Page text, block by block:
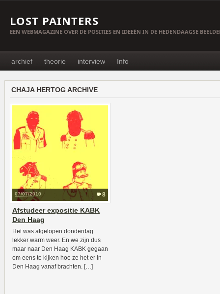
LOST PAINTERS
EEN WEBMAGAZINE OVER DE POSITIES EN IDEEËN IN DE HEDENDAAGSE
archief theorie interview Info
CHAJA HERTOG ARCHIVE
8
07/07/2010
Afstudeer expositie KABK
Den Haag
Het was afgelopen donderdag
lekker warm weer. En we zijn dus
maar naar Den Haag KABK gegaan
om eens te kijken hoe ze het er in
Den Haag vanaf brachten. […]